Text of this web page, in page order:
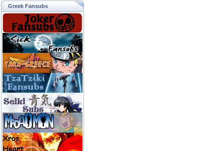
Greek Fansubs